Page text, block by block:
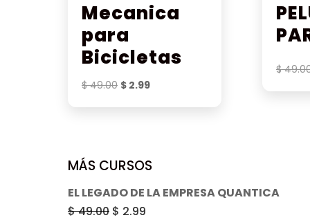
Mecanica
para
Bicicletas
$49.00 El
$ 2.99El
$
MÁS CURSOS
EL LEGADO DE LA EMPRESA QUANTICA
$49.00 El
$ 2.99